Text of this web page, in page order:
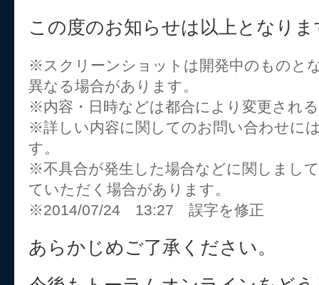
この度のお知らせは以上となりま
※スクリーンショットは開発中のものと
異なる場合があります。
※内容・日時などは都合により変更され
※詳しい内容に関してのお問い合わせに
す。
※不具合が発生した場合などに関しまし
ていただく場合があります。
※2014/07/24 13:27 誤字を修正
あらかじめご了承ください。